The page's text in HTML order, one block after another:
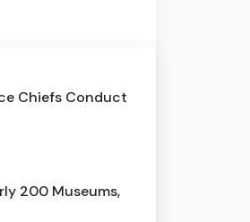
Chiefs Conduct
200 Museums,